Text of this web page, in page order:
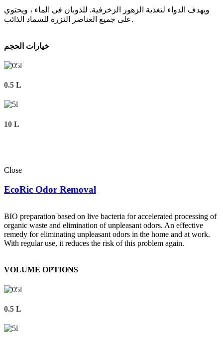
ويهدف الدواء لتغذية الزهور الزخرفية. للذوبان في الماء ، ويحتوي
على جميع العناصر النزرة للسماد الذائب.
خيارات الحجم
0.5 L
10 L
Close
EcoRic Odor Removal
BIO preparation based on live bacteria for accelerated processing of
organic waste and elimination of unpleasant odors. An effective
remedy for eliminating unpleasant odors in the home and at work.
With regular use, it reduces the risk of this problem again.
VOLUME OPTIONS
0.5 L